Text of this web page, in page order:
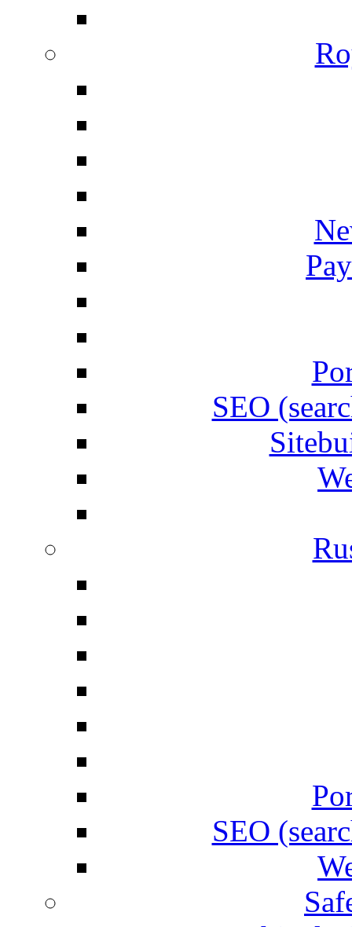
SEO
SEO